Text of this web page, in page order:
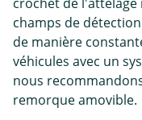
crochet de l'attelage
champs de
de manière
véhicules avec un
nous
remorque amovible.